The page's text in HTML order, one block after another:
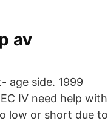
av
age side. 1999
IV need help with
low or short due to